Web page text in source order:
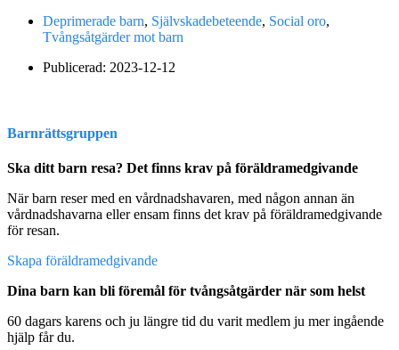
Deprimerade barn, Självskadebeteende, Social oro,
Tvångsåtgärder mot barn
Publicerad: 2023-12-12
Barnrättsgruppen
Ska ditt barn resa? Det finns krav på föräldramedgivande
När barn reser med en vårdnadshavaren, med någon annan än
vårdnadshavarna eller ensam finns det krav på föräldramedgivande
för resan.
Skapa föräldramedgivande
Dina barn kan bli föremål för tvångsåtgärder när som helst
60 dagars karens och ju längre tid du varit medlem ju mer ingående
hjälp får du.